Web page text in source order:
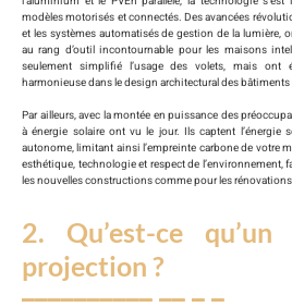
modèles motorisés et connectés. Des avancées
et les systèmes automatisés de gestion de la lumière,
au rang d’outil incontournable pour les maisons
seulement simplifié l’usage des volets, mais ont
harmonieuse dans le design architectural des
Par ailleurs, avec la montée en puissance des
à énergie solaire ont vu le jour. Ils captent l’énergie
autonome, limitant ainsi l’empreinte carbone de votre
esthétique, technologie et respect de l’environnement,
les nouvelles constructions comme pour les
2. Qu’est-ce
projection ?